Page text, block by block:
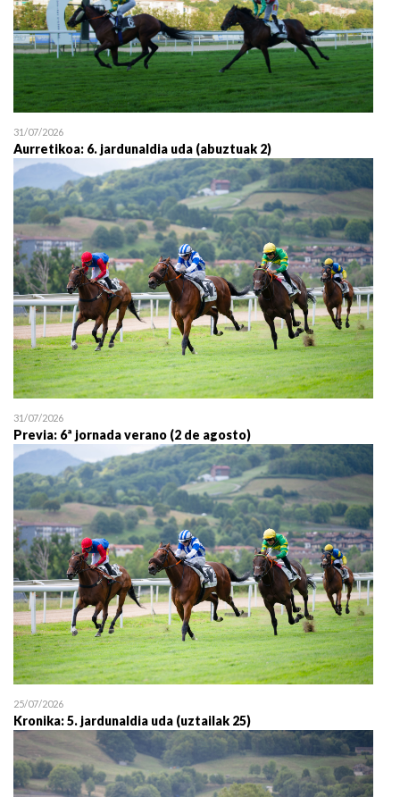
31/07/2026
Aurretikoa: 6. jardunaldia uda (abuztuak 2)
31/07/2026
Previa: 6ª jornada verano (2 de agosto)
25/07/2026
Kronika: 5. jardunaldia uda (uztailak 25)